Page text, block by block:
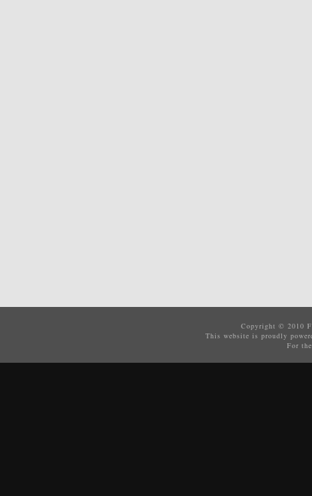
Copyright © 2010
This website is proudly
For